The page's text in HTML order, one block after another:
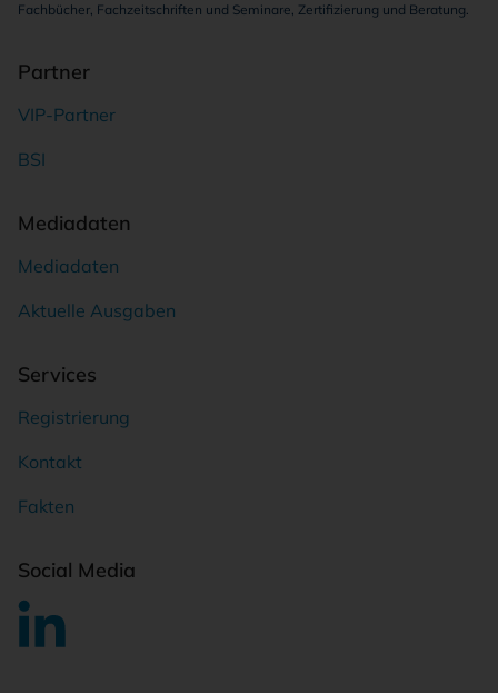
Fachbücher, Fachzeitschriften und Seminare, Zertifizierung und Beratung.
Partner
VIP-Partner
BSI
Mediadaten
Mediadaten
Aktuelle Ausgaben
Services
Registrierung
Kontakt
Fakten
Social Media